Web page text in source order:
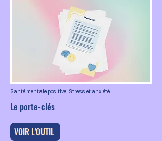
Santé mentale positive, Stress et anxiété
Le porte-clés
VOIR L'OUTIL